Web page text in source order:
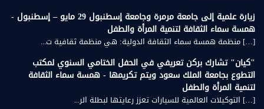
زيارة علمية إلى جامعة مرمرة وجامعة إسطنبول 29 مايو – إسطنبول -
همسة سماء الثقافة لتنمية المرأة والطفل
[…] منظمة همسة سماء الثقافة الدولية: هي منظمة ثقافية ت...
"كيان" تشارك بركن تعريفي في الحفل الختامي السنوي لمكتب
التطوع بجامعة الملك سعود ويتم تكريمها - همسة سماء الثقافة
لتنمية المرأة والطفل
[…] التوكيلات العالمية للسيارات تعزز رعايتها لبطلة الر...